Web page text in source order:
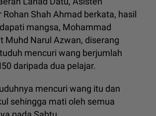
Rohan Shah Ahmad berkata, hasil
mangsa, Mohammad
Muhd Narul Azwan, diserang
mencuri wang berjumlah
daripada dua pelajar.
mencuri wang itu dan
sehingga mati oleh semua